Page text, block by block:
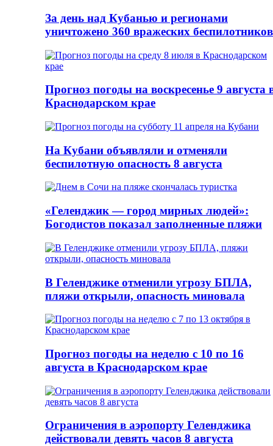
За день над Кубанью и регионами
уничтожено 360 вражеских беспилотников
Прогноз погоды на воскресенье 9 августа
Краснодарском крае
На Кубани объявляли и отменяли
беспилотную опасность 8 августа
«Геленджик — город мирных людей»:
Богодистов показал заполненные пляжи
В Геленджике отменили угрозу БПЛА,
пляжи открыли, опасность миновала
Прогноз погоды на неделю с 10 по 16
августа в Краснодарском крае
Ограничения в аэропорту Геленджика
действовали девять часов 8 августа